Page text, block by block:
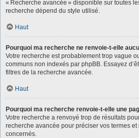
« Recherche avancée » disponible sur toutes
recherche dépend du style utilisé.
Haut
Pourquoi ma recherche ne renvoie-t-elle
Votre recherche est probablement trop vague
communs non indexés par phpBB. Essayez
filtres de la recherche avancée.
Haut
Pourquoi ma recherche renvoie-t-elle une
Votre recherche a renvoyé trop de résultats
recherche avancée pour préciser vos termes
concernés.